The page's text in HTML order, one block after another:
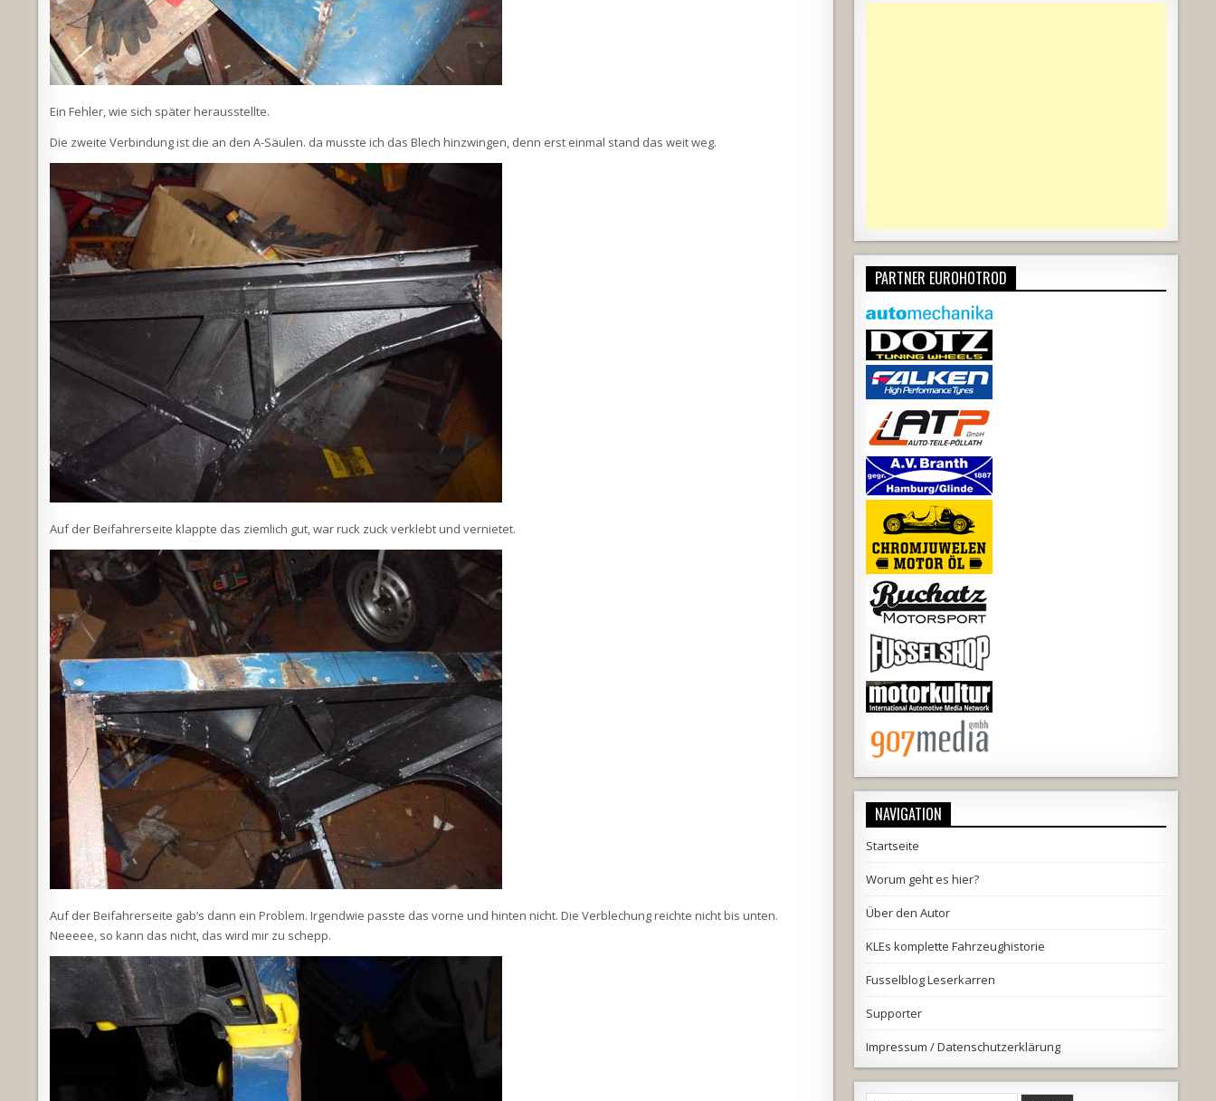
Ein Fehler, wie sich später herausstellte.
Die zweite Verbindung ist die an den A-Säulen. da musste ich das Blech hinzwingen, denn erst einmal stand das weit weg.
Auf der Beifahrerseite klappte das ziemlich gut, war ruck zuck verklebt und vernietet.
Auf der Beifahrerseite gab’s dann ein Problem. Irgendwie passte das vorne und hinten nicht. Die Verblechung reichte nicht bis unten.
Neeeee, so kann das nicht, das wird mir zu schepp.
PARTNER EUROHOTROD
NAVIGATION
Startseite
Worum geht es hier?
Über den Autor
KLEs komplette Fahrzeughistorie
Fusselblog Leserkarren
Supporter
Impressum / Datenschutzerklärung